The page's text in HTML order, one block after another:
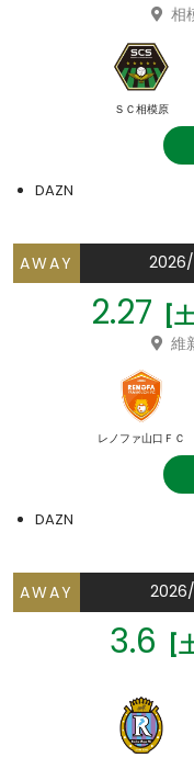
相
ＳＣ相模原
DAZN
AWAY 2026/
2.27 [
維
レノファ山口ＦＣ
DAZN
AWAY
3.6 [